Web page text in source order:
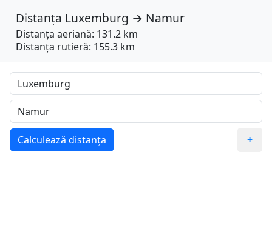
Distanța Luxemburg → Namur
Distanța aeriană: 131.2 km
Distanța rutieră: 155.3 km
Calculează distanța +